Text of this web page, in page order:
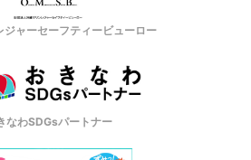
ジャーセーフティービューロー
なわSDGsパートナー